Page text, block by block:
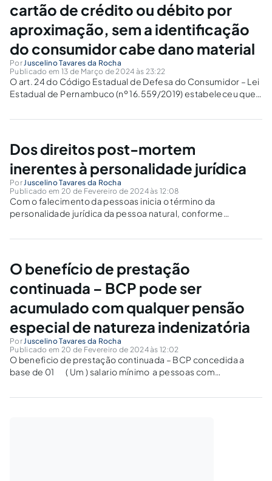
cartão de crédito ou débito por
aproximação, sem a identificação
do consumidor cabe dano material
PorJuscelino Tavares da Rocha
Publicado em 13 de Março de 2024 às 23:22
O art. 24 do Código Estadual de Defesa do Consumidor – Lei
Estadual de Pernambuco (nº 16.559/2019) estabeleceu que,
comercias sem uso de senhas, mas através do sistema de
Dos direitos post-mortem
inerentes à personalidade jurídica
PorJuscelino Tavares da Rocha
Publicado em 20 de Fevereiro de 2024 às 12:08
Com o falecimento da pessoas inicia o término da
personalidade jurídica da pessoa natural, conforme
se tem como regra o seguinte: com o fim da personalidade
O benefício de prestação
continuada – BCP pode ser
acumulado com qualquer pensão
especial de natureza indenizatória
PorJuscelino Tavares da Rocha
Publicado em 20 de Fevereiro de 2024 às 12:02
O beneficio de prestação continuada – BCP concedida a
base de 01 ( Um ) salario mínimo a pessoas com
anos nos termos do ( Art.20, §4º da ...